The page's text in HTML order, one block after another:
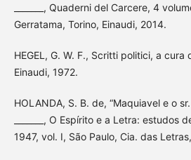
_______, Quaderni del Carcere, 4
Gerratama, Torino, Einaudi, 2014.
HEGEL, G. W. F., Scritti politici, a cura
Einaudi, 1972.
HOLANDA, S. B. de, “Maquiavel e o
_______, O Espírito e a Letra:
1947, vol. I, São Paulo, Cia. das